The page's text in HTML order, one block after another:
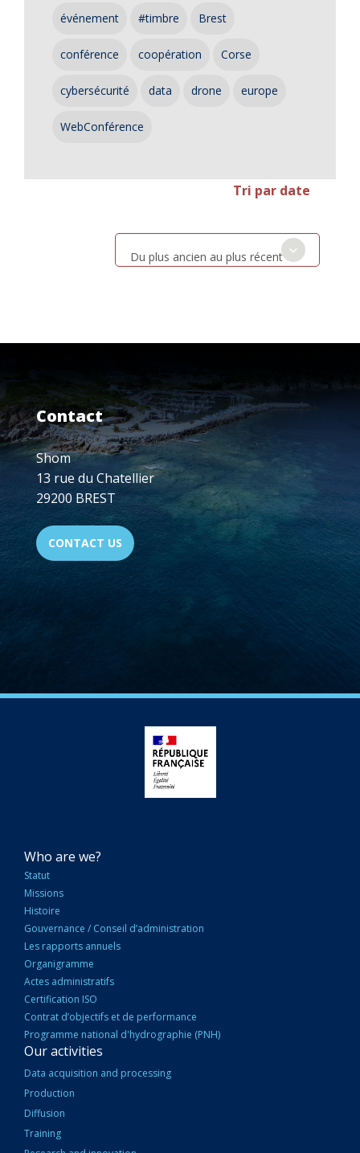
événement #timbre Brest
conférence coopération Corse
cybersécurité data drone europe
WebConférence
Tri par date
Du plus ancien au plus récent
Contact
Shom
13 rue du Chatellier
29200 BREST
CONTACT US
NAVIGATION
PRINCIPALE
Who are we?
Statut
Missions
Histoire
Gouvernance / Conseil d’administration
Les rapports annuels
Organigramme
Actes administratifs
Certification ISO
Contrat d’objectifs et de performance
Programme national d'hydrographie (PNH)
Our activities
Data acquisition and processing
Production
Diffusion
Training